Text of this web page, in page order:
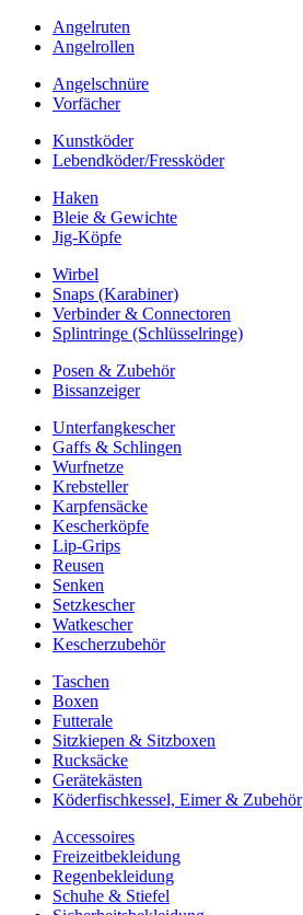
Angelruten
Angelrollen
Angelschnüre
Vorfächer
Kunstköder
Lebendköder/Fressköder
Haken
Bleie & Gewichte
Jig-Köpfe
Wirbel
Snaps (Karabiner)
Verbinder & Connectoren
Splintringe (Schlüsselringe)
Posen & Zubehör
Bissanzeiger
Unterfangkescher
Gaffs & Schlingen
Wurfnetze
Krebsteller
Karpfensäcke
Kescherköpfe
Lip-Grips
Reusen
Senken
Setzkescher
Watkescher
Kescherzubehör
Taschen
Boxen
Futterale
Sitzkiepen & Sitzboxen
Rucksäcke
Gerätekästen
Köderfischkessel, Eimer & Zubehör
Accessoires
Freizeitbekleidung
Regenbekleidung
Schuhe & Stiefel